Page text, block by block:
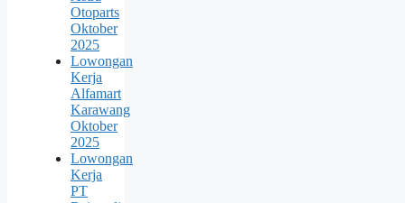
Otoparts
Oktober
2025
Lowongan
Kerja
Alfamart
Karawang
Oktober
2025
Lowongan
Kerja
PT